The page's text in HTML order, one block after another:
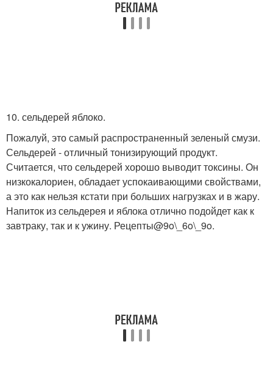
10. сельдерей яблоко.
Пожалуй, это самый распространенный зеленый смузи.
Сельдерей - отличный тонизирующий продукт.
Считается, что сельдерей хорошо выводит токсины. Он
низкокалориен, обладает успокаивающими свойствами,
а это как нельзя кстати при больших нагрузках и в жару.
Напиток из сельдерея и яблока отлично подойдет как к
завтраку, так и к ужину. Рецепты@9o\_6o\_9o.